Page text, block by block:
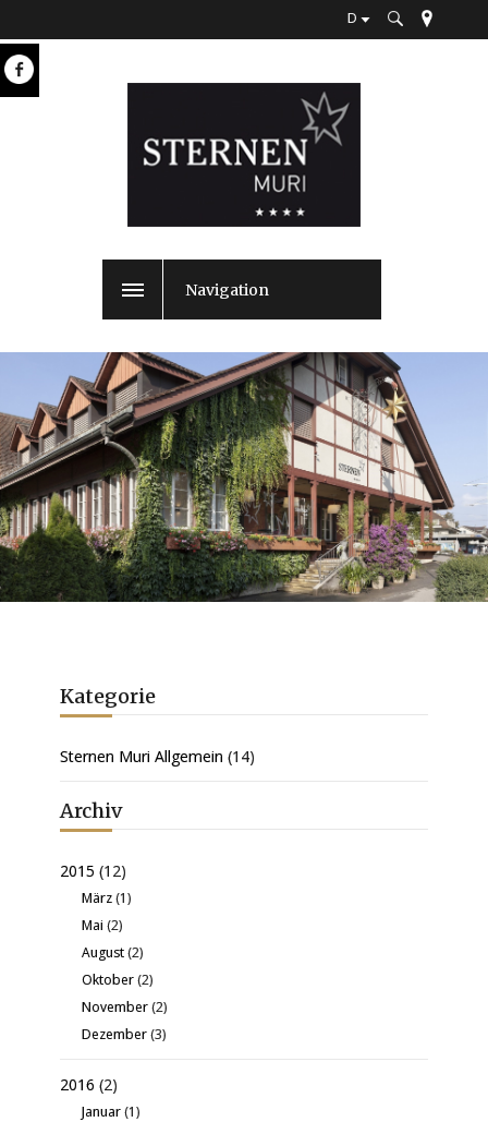
D
Navigation
Kategorie
Sternen Muri Allgemein (14)
Archiv
2015 (12)
März(1)
Mai (2)
August(2)
Oktober(2)
November(2)
Dezember(3)
2016 (2)
Januar(1)